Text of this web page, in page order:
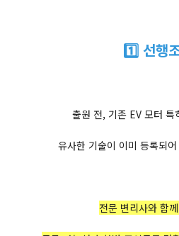
1️⃣ 선행
출원 전, 기존 EV 모터 특
유사한 기술이 이미 등록되
전문 변리사와 함